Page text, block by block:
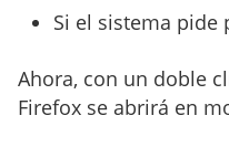
Si el sistema pide
Ahora, con un doble
Firefox se abrirá en